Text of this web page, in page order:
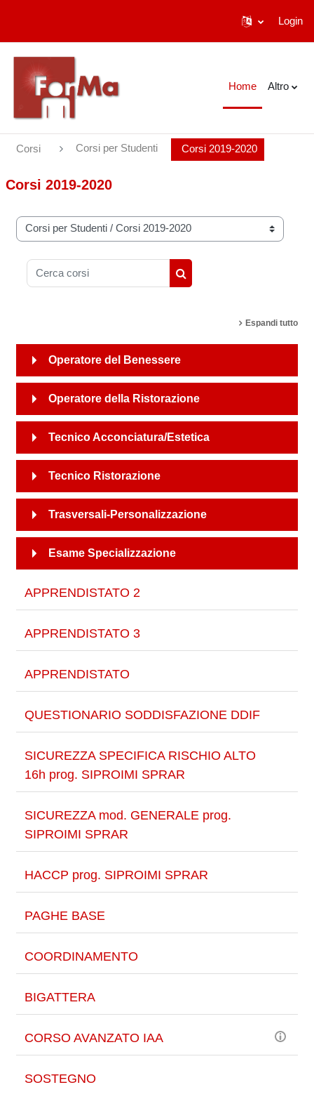
Login
Home Altro
Corsi Corsi per Studenti Corsi 2019-2020
Corsi 2019-2020
Categorie di corso
Cerca corsi
Cerca corsi
Espandi tutto
Operatore del Benessere
Operatore della Ristorazione
Tecnico Acconciatura/Estetica
Tecnico Ristorazione
Trasversali-Personalizzazione
Esame Specializzazione
APPRENDISTATO 2
APPRENDISTATO 3
APPRENDISTATO
QUESTIONARIO SODDISFAZIONE DDIF
SICUREZZA SPECIFICA RISCHIO ALTO
16h prog. SIPROIMI SPRAR
SICUREZZA mod. GENERALE prog.
SIPROIMI SPRAR
HACCP prog. SIPROIMI SPRAR
PAGHE BASE
COORDINAMENTO
BIGATTERA
CORSO AVANZATO IAA
SOSTEGNO